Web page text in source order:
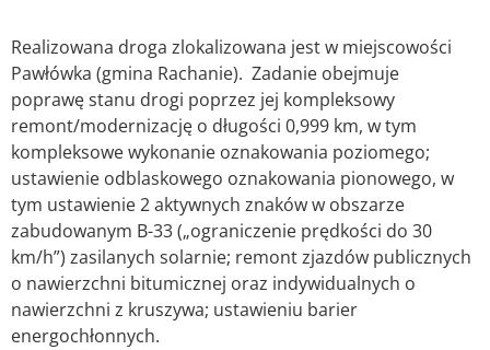
Realizowana droga zlokalizowana jest w miejscowości
Pawłówka (gmina Rachanie). Zadanie obejmuje
poprawę stanu drogi poprzez jej kompleksowy
remont/modernizację o długości 0,999 km, w tym
kompleksowe wykonanie oznakowania poziomego;
ustawienie odblaskowego oznakowania pionowego, w
tym ustawienie 2 aktywnych znaków w obszarze
zabudowanym B-33 („ograniczenie prędkości do 30
km/h”) zasilanych solarnie; remont zjazdów publicznych
o nawierzchni bitumicznej oraz indywidualnych o
nawierzchni z kruszywa; ustawieniu barier
energochłonnych.